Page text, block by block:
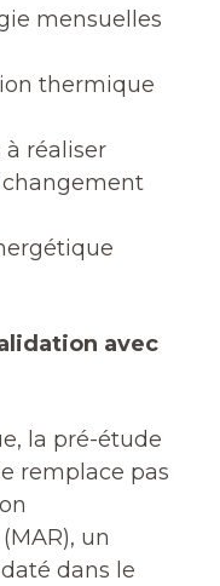
mensuelles
thermique
à réaliser
avec
la pré-étude
remplace pas
un
dans le